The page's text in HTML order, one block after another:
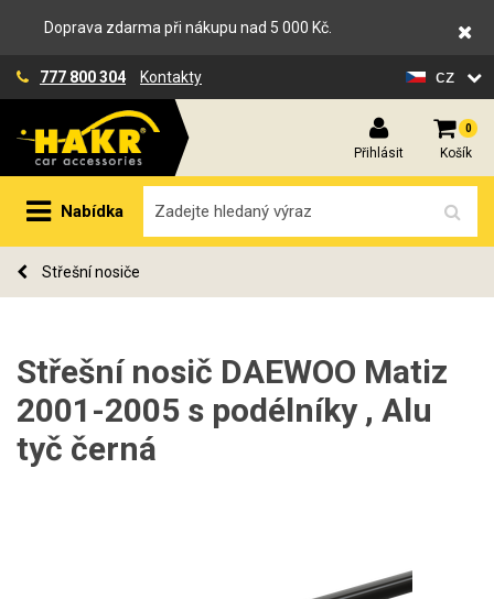
Doprava zdarma při nákupu nad 5 000 Kč.
777 800 304 Kontakty cz
Přihlásit
0
Košík
Nabídka
Střešní nosiče
Střešní nosič DAEWOO Matiz
2001-2005 s podélníky , Alu
tyč černá